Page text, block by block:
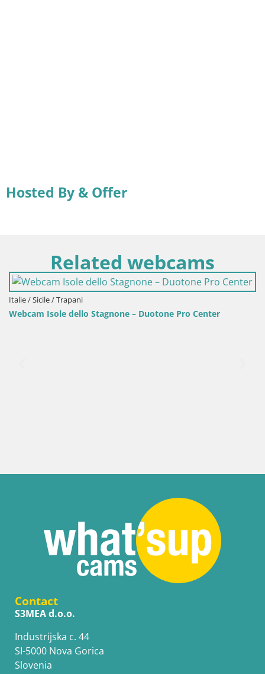
Hosted By & Offer
Related webcams
– Duotone Pro Center
Contact
S3MEA d.o.o.
Industrijska c. 44
SI-5000 Nova Gorica
Slovenia